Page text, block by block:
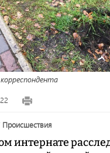
происшествия
интернате